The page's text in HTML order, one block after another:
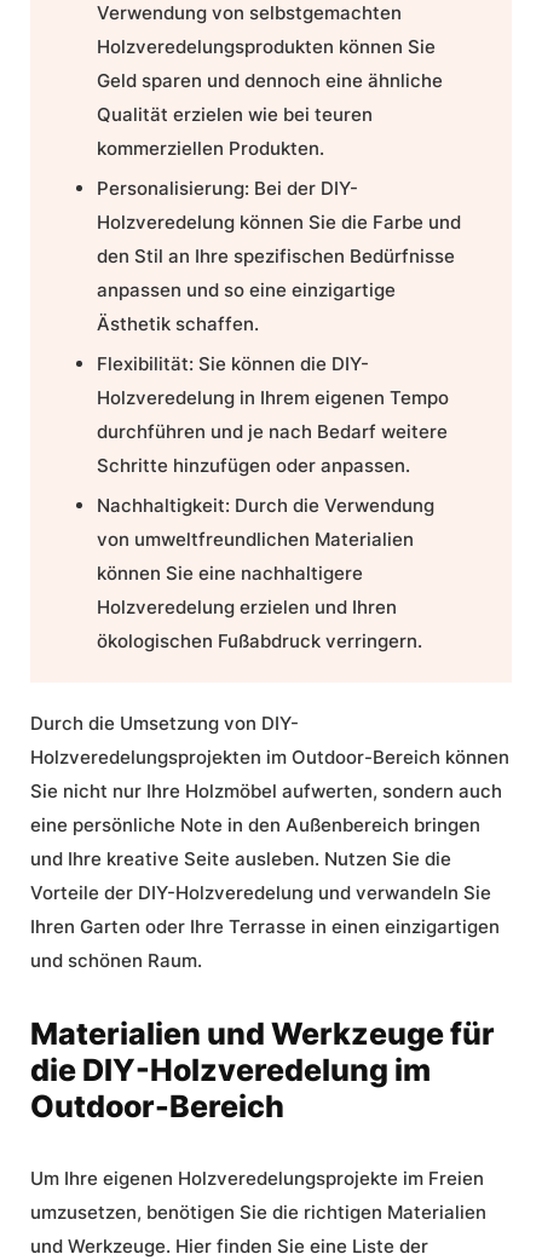
Verwendung von selbstgemachten
Holzveredelungsprodukten können Sie
Geld sparen und dennoch eine ähnliche
Qualität erzielen wie bei teuren
kommerziellen Produkten.
Personalisierung: Bei der DIY-
Holzveredelung können Sie die Farbe und
den Stil an Ihre spezifischen Bedürfnisse
anpassen und so eine einzigartige
Ästhetik schaffen.
Flexibilität: Sie können die DIY-
Holzveredelung in Ihrem eigenen Tempo
durchführen und je nach Bedarf weitere
Schritte hinzufügen oder anpassen.
Nachhaltigkeit: Durch die Verwendung
von umweltfreundlichen Materialien
können Sie eine nachhaltigere
Holzveredelung erzielen und Ihren
ökologischen Fußabdruck verringern.
Durch die Umsetzung von DIY-
Holzveredelungsprojekten im Outdoor-Bereich können
Sie nicht nur Ihre Holzmöbel aufwerten, sondern auch
eine persönliche Note in den Außenbereich bringen
und Ihre kreative Seite ausleben. Nutzen Sie die
Vorteile der DIY-Holzveredelung und verwandeln Sie
Ihren Garten oder Ihre Terrasse in einen einzigartigen
und schönen Raum.
Materialien und Werkzeuge für
die DIY-Holzveredelung im
Outdoor-Bereich
Um Ihre eigenen Holzveredelungsprojekte im Freien
umzusetzen, benötigen Sie die richtigen Materialien
und Werkzeuge. Hier finden Sie eine Liste der